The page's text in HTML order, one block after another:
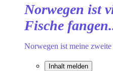
Norwegen ist
Fische
Norwegen ist meine
Inhalt melden